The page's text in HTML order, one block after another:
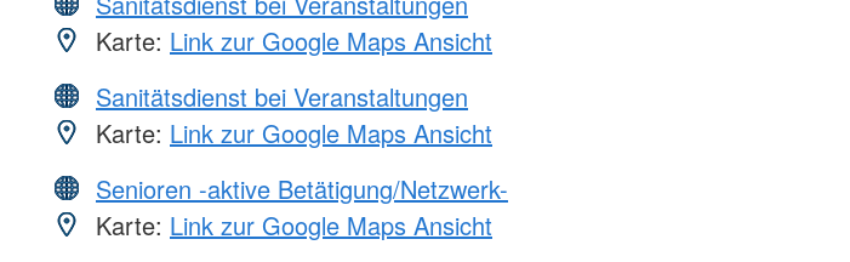
Karte: Link zur Google Maps Ansicht
Sanitätsdienst bei Veranstaltungen
Karte: Link zur Google Maps Ansicht
Senioren -aktive Betätigung/Netzwerk-
Karte: Link zur Google Maps Ansicht